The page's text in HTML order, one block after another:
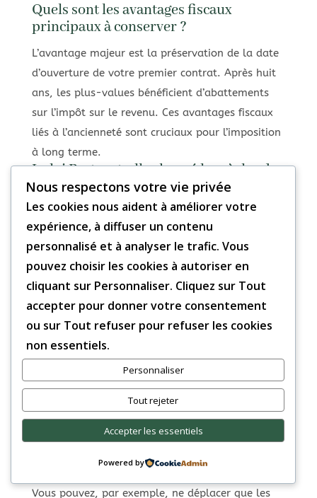
Quels sont les avantages fiscaux
principaux à conserver ?
L’avantage majeur est la préservation de la date
d’ouverture de votre premier contrat. Après huit
ans, les plus-values bénéficient d’abattements
sur l’impôt sur le revenu. Ces avantages fiscaux
liés à l’ancienneté sont cruciaux pour l’imposition
à long terme.
La loi Pacte a-t-elle changé les règles de
transfert ?
Oui. La loi Pacte, avec l’amendement Fourgous, a
simplifié la procédure. Elle permet un transfert
plus facile entre établissements, sans perdre les
droits acquis, sous réserve de respecter certaines
conditions.
Quels frais peuvent être appliqués lors
d’un transfert ?
Des frais d’entrée sur le nouveau support peuvent
exister. Il faut aussi surveiller les frais de gestion
annuels du nouveau produit. Comparez
attentivement pour éviter les coûts excessifs.
Puis-je transférer uniquement une
partie de mon épargne ?
Vous pouvez, par exemple, ne déplacer que les
Nous respectons votre vie privée
Les cookies nous aident à améliorer votre
expérience, à diffuser un contenu
personnalisé et à analyser le trafic. Vous
pouvez choisir les cookies à autoriser en
cliquant sur Personnaliser. Cliquez sur Tout
accepter pour donner votre consentement
ou sur Tout refuser pour refuser les cookies
non essentiels.
Personnaliser
Tout rejeter
Accepter les essentiels
Powered by